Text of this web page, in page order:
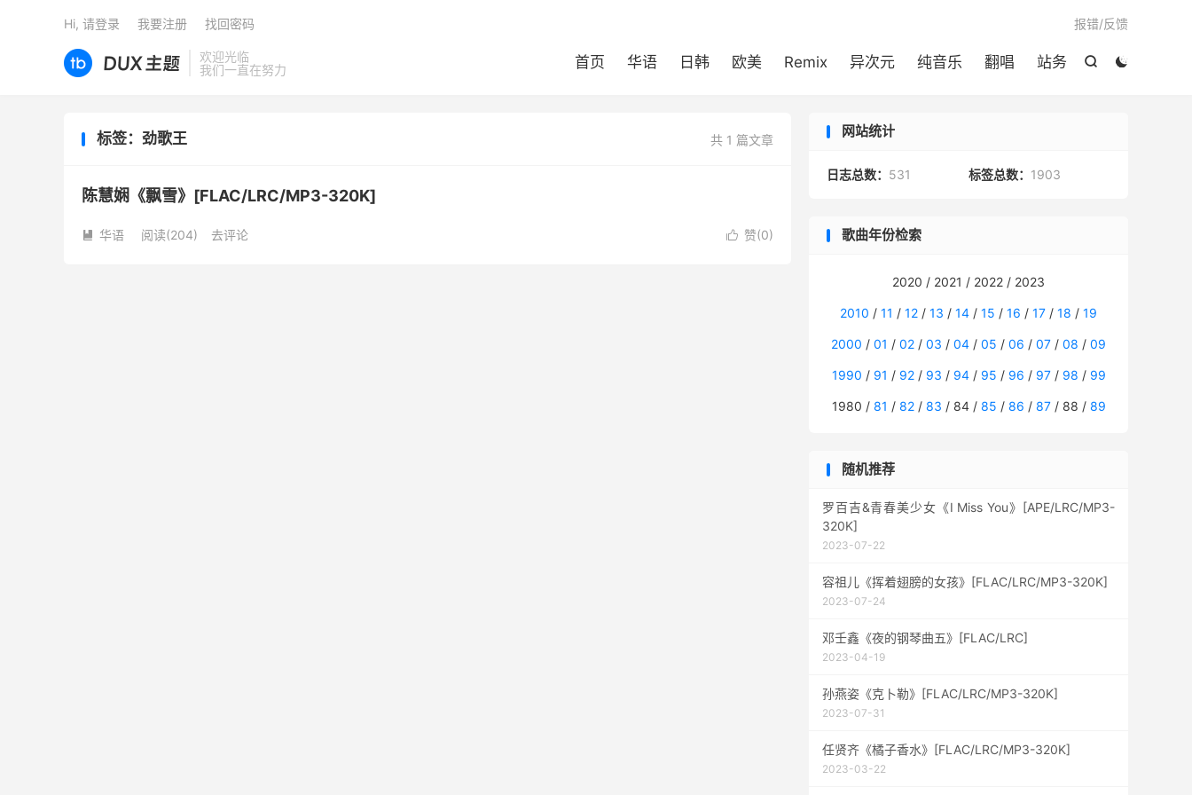
欢迎光临
我们一直在努力


首页 华语 日韩 欧美 Remix 异次元 纯音乐 翻唱 站务
报错/反馈
Hi, 请登录 我要注册 找回密码
共 1 篇文章
标签：劲歌王
陈慧娴《飘雪》[FLAC/LRC/MP3-320K]
 赞(0)
 华语 阅读(204) 去评论
网站统计
日志总数： 531 标签总数： 1903
歌曲年份检索
2020 / 2021 / 2022 / 2023
2010 / 11 / 12 / 13 / 14 / 15 / 16 / 17 / 18 / 19
2000 / 01 / 02 / 03 / 04 / 05 / 06 / 07 / 08 / 09
1990 / 91 / 92/ 93 / 94/ 95 / 96 / 97/ 98 / 99
1980 / 81 / 82/ 83 / 84 / 85 / 86 / 87/ 88 / 89
随机推荐
罗百吉&青春美少女《I Miss You》[APE/LRC/MP3-
320K]
2023-07-22
容祖儿《挥着翅膀的女孩》[FLAC/LRC/MP3-320K]
2023-07-24
邓壬鑫《夜的钢琴曲五》[FLAC/LRC]
2023-04-19
孙燕姿《克卜勒》[FLAC/LRC/MP3-320K]
2023-07-31
任贤齐《橘子香水》[FLAC/LRC/MP3-320K]
2023-03-22